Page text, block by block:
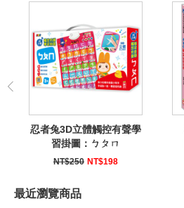
忍者兔3D立體觸控有聲學
習掛圖：ㄅㄆㄇ
NT$250 NT$198
最近瀏覽商品